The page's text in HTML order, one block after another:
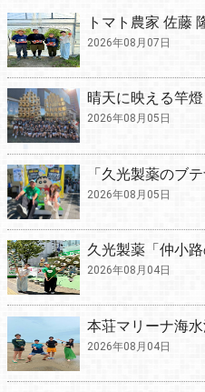
トマト農家 佐藤
2026年08月07日
晴天に映える竿燈
2026年08月05日
「久光製薬のブ
2026年08月05日
久光製薬「仲小
2026年08月04日
本荘マリーナ海
2026年08月04日